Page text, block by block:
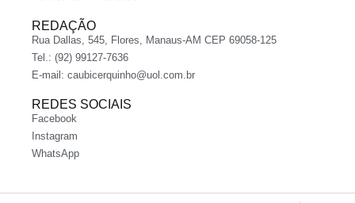
REDAÇÃO
Rua Dallas, 545, Flores, Manaus-AM CEP 69058-125
Tel.: (92) 99127-7636
E-mail: caubicerquinho@uol.com.br
REDES SOCIAIS
Facebook
Instagram
WhatsApp